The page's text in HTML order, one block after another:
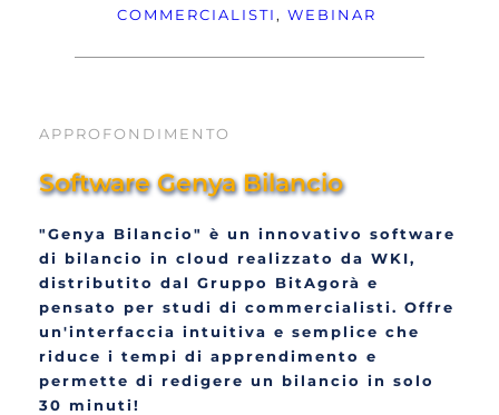
COMMERCIALISTI , WEBINAR
APPROFONDIMENTO
Software Genya Bilancio
"Genya Bilancio" è un innovativo software
di bilancio in cloud realizzato da WKI,
distributito dal Gruppo BitAgorà e
pensato per studi di commercialisti. Offre
un'interfaccia intuitiva e semplice che
riduce i tempi di apprendimento e
permette di redigere un bilancio in solo
30 minuti!